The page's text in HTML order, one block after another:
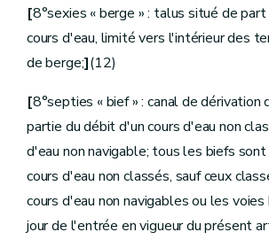
Art.[D.177bis
Financement de la gestion
Art.D.178
Art.D.179
Titre
Phases du cycle
ChapitreI er
Production et
Section1re
Eau destinée à la
Sous-section 1
[Objectifs et
Art.D.180
Art.D.181
Sous-section 2 Champ
D.182
Sous-section 3 Obligations
[8°sexies « berge » : talus situé de
cours d'eau, limité vers l'intérieur des
de berge;](12)
[8°septies « bief » : canal de dérivation
partie du débit d'un cours d'eau non
d'eau non navigable; tous les biefs
cours d'eau non classés, sauf ceux
cours d'eau non navigables ou les voies
jour de l'entrée en vigueur du présent